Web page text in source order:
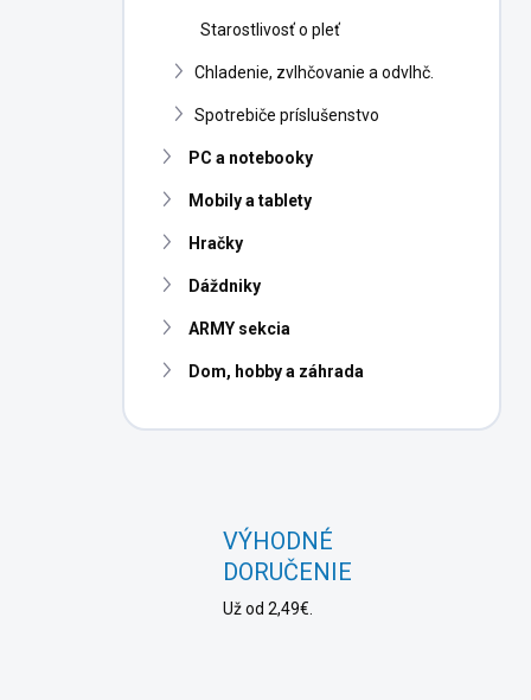
Starostlivosť o pleť
Chladenie, zvlhčovanie a odvlhč.
Spotrebiče príslušenstvo
PC a notebooky
Mobily a tablety
Hračky
Dáždniky
ARMY sekcia
Dom, hobby a záhrada
VÝHODNÉ
DORUČENIE
Už od 2,49€.